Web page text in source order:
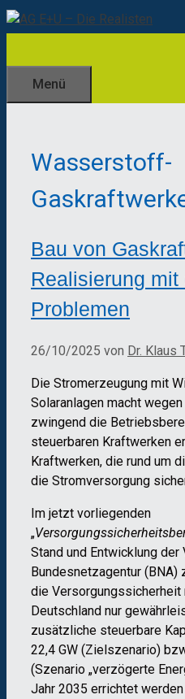
Zum
Inhalt
Menü
Wasserstoff-
Bau von
Realisierung
Problemen
26/10/2025 von Dr. Klaus
Die Stromerzeugung mit
Solaranlagen macht
zwingend die
steuerbaren Kraftwerken
Kraftwerken, die rund um
die Stromversorgung
Im jetzt vorliegenden
„
Stand und Entwicklung
Bundesnetzagentur (BNA)
die
Deutschland nur
zusätzliche steuerbare
22,4 GW (Zielszenario)
(Szenario „verzögerte
Jahr 2035 errichtet